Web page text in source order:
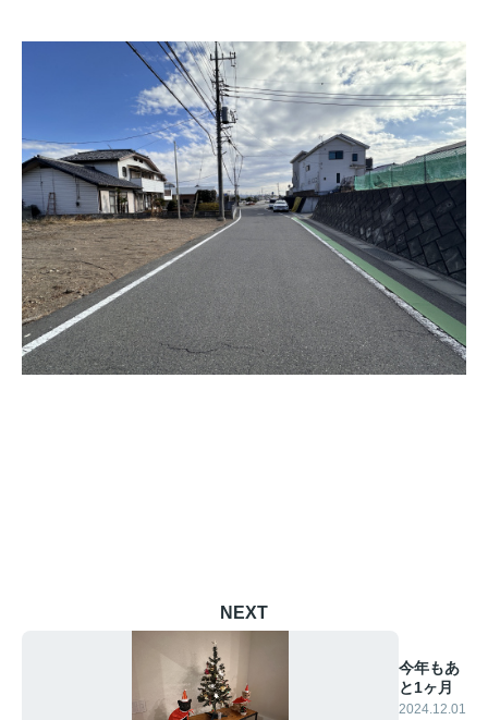
NEXT
今年もあ
と1ヶ月
2024.12.01